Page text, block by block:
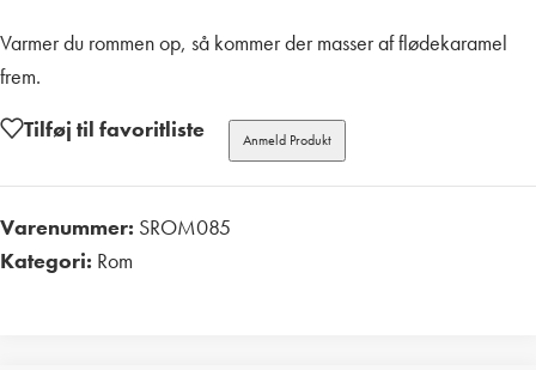
Varmer du rommen op, så kommer der masser af flødekaramel
frem.
Tilføj til favoritliste
Anmeld Produkt
Varenummer: SROM085
Kategori: Rom